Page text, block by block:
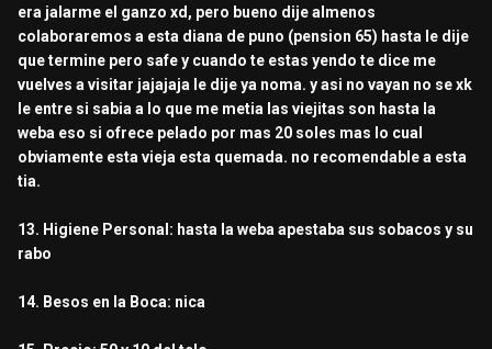
era jalarme el ganzo xd, pero bueno dije almenos
colaboraremos a esta diana de puno (pension 65) hasta le dije
que termine pero safe y cuando te estas yendo te dice me
vuelves a visitar jajajaja le dije ya noma. y asi no vayan no se xk
le entre si sabia a lo que me metia las viejitas son hasta la
weba eso si ofrece pelado por mas 20 soles mas lo cual
obviamente esta vieja esta quemada. no recomendable a esta
tia.
13. Higiene Personal: hasta la weba apestaba sus sobacos y su
rabo
14. Besos en la Boca: nica